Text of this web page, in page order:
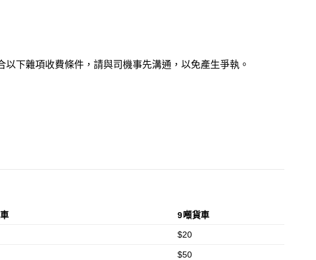
下雜項收費條件，請與司機事先溝通，以免產生爭執。
9噸貨車
$20
$50